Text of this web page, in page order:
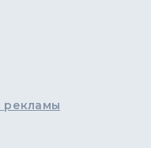
рекламы